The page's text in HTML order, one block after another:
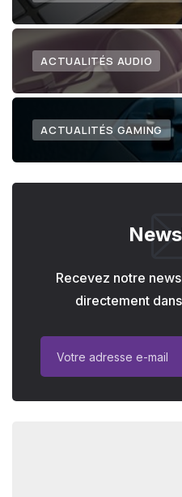
ACTUALITÉS AUDIO
ACTUALITÉS GAMING
Recevez notre
directement